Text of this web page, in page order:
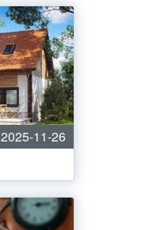
2025-11-26